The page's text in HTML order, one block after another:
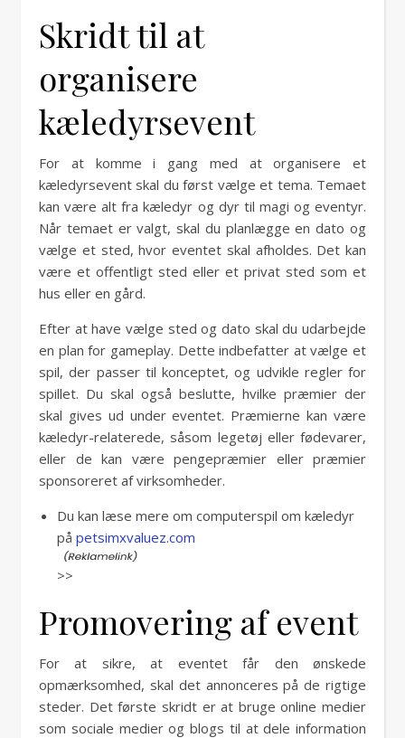
Skridt til at
organisere
kæledyrsevent
For at komme i gang med at organisere et
kæledyrsevent skal du først vælge et tema. Temaet
kan være alt fra kæledyr og dyr til magi og eventyr.
Når temaet er valgt, skal du planlægge en dato og
vælge et sted, hvor eventet skal afholdes. Det kan
være et offentligt sted eller et privat sted som et
hus eller en gård.
Efter at have vælge sted og dato skal du udarbejde
en plan for gameplay. Dette indbefatter at vælge et
spil, der passer til konceptet, og udvikle regler for
spillet. Du skal også beslutte, hvilke præmier der
skal gives ud under eventet. Præmierne kan være
kæledyr-relaterede, såsom legetøj eller fødevarer,
eller de kan være pengepræmier eller præmier
sponsoreret af virksomheder.
Du kan læse mere om computerspil om kæledyr
på petsimxvaluez.com
>>
Promovering af event
For at sikre, at eventet får den ønskede
opmærksomhed, skal det annonceres på de rigtige
steder. Det første skridt er at bruge online medier
som sociale medier og blogs til at dele information